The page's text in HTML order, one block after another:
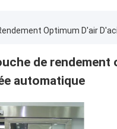
Optimum D'air
de
automatique